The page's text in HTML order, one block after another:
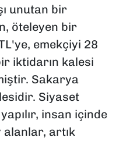
unutan bir
öteleyen bir
emekçiyi 28
iktidarın kalesi
Sakarya
Siyaset
insan içinde
alanlar, artık